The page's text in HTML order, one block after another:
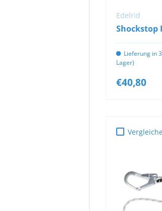
Edelrid
Shockstop
Lieferung in
Lager)
€40,80